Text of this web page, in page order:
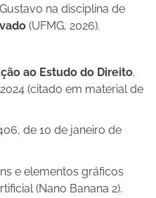
na disciplina de
(UFMG, 2026).
ao Estudo do Direito.
(citado em material de
de 10 de janeiro de
e elementos gráficos
(Nano Banana 2).